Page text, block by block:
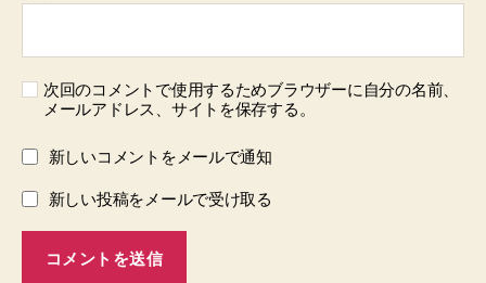
次回のコメントで使用するためブラウザーに自分の名前、
メールアドレス、サイトを保存する。
新しいコメントをメールで通知
新しい投稿をメールで受け取る